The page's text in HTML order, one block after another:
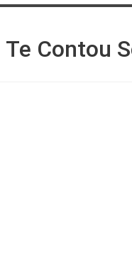
Te Contou